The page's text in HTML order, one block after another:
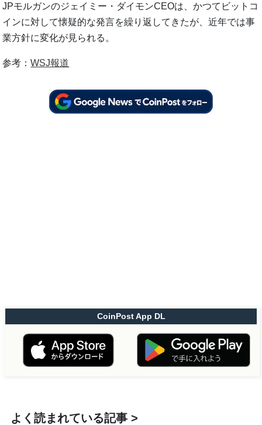
JPモルガンのジェイミー・ダイモンCEOは、かつてビットコ
インに対して懐疑的な発言を繰り返してきたが、近年では事
業方針に変化が見られる。
参考：WSJ報道
CoinPost App DL
よく読まれている記事